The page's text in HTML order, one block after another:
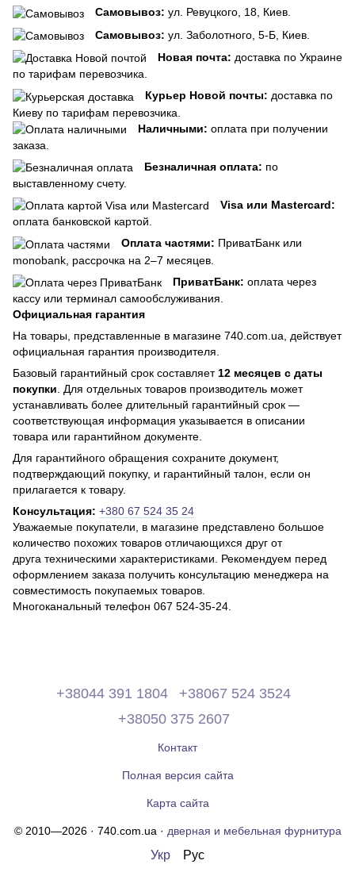
Самовывоз: ул. Ревуцкого, 18, Киев.
Самовывоз: ул. Заболотного, 5-Б, Киев.
Новая почта: доставка по Украине
по тарифам перевозчика.
Курьер Новой почты: доставка по
Киеву по тарифам перевозчика.
Наличными: оплата при получении
заказа.
Безналичная оплата: по
выставленному счету.
Visa или Mastercard:
оплата банковской картой.
Оплата частями: ПриватБанк или
monobank, рассрочка на 2–7 месяцев.
ПриватБанк: оплата через
кассу или терминал самообслуживания.
Официальная гарантия
На товары, представленные в магазине 740.com.ua, действует
официальная гарантия производителя.
Базовый гарантийный срок составляет 12 месяцев с даты
покупки . Для отдельных товаров производитель может
устанавливать более длительный гарантийный срок —
соответствующая информация указывается в описании
товара или гарантийном документе.
Для гарантийного обращения сохраните документ,
подтверждающий покупку, и гарантийный талон, если он
прилагается к товару.
Консультация: +380 67 524 35 24
Уважаемые покупатели, в магазине представлено большое
количество похожих товаров отличающихся друг от
друга техническими характеристиками. Рекомендуем перед
оформлением заказа получить консультацию менеджера на
совместимость покупаемых товаров.
Многоканальный телефон 067 524-35-24.
+38044 391 1804
+38067 524 3524
+38050 375 2607
Контакт
Полная версия сайта
Карта сайта
© 2010—2026 · 740.com.ua · дверная и мебельная фурнитура
Укр Рус